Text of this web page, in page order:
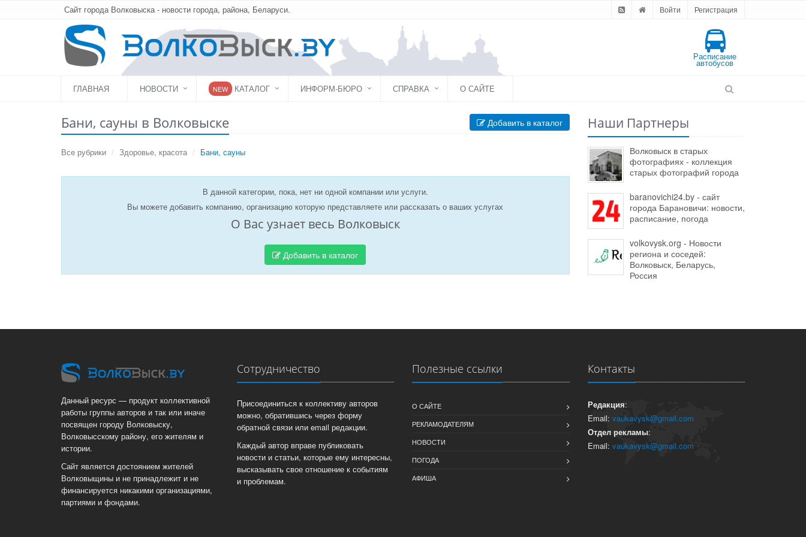
Сайт города Волковыска - новости города, района, Беларуси. Войти Регистрация
Расписание
автобусов
ГЛАВНАЯ НОВОСТИ NEW КАТАЛОГ ИНФОРМ-БЮРО СПРАВКА О САЙТЕ
Бани, сауны в Волковыске Добавить в каталог
Все рубрики Здоровье, красота Бани, сауны
В данной категории, пока, нет ни одной компании или услуги.
Вы можете добавить компанию, организацию которую представляете или рассказать о ваших услугах
О Вас узнает весь Волковыск
Добавить в каталог
Наши Партнеры
Волковыск в старых
фотографиях - коллекция
старых фотографий города
baranovichi24.by - сайт
города Барановичи: новости,
расписание, погода
volkovysk.org - Новости
региона и соседей:
Волковыск, Беларусь,
Россия
Данный ресурс — продукт коллективной
работы группы авторов и так или иначе
посвящен городу Волковыску,
Волковысскому району, его жителям и
истории.
Сайт является достоянием жителей
Волковыщины и не принадлежит и не
финансируется никакими организациями,
партиями и фондами.
Сотрудничество
Присоединиться к коллективу авторов
можно, обратившись через форму
обратной связи или email редакции.
Каждый автор вправе публиковать
новости и статьи, которые ему интересны,
высказывать свое отношение к событиям
и проблемам.
Полезные ссылки
О САЙТЕ
РЕКЛАМОДАТЕЛЯМ
НОВОСТИ
ПОГОДА
АФИША
Контакты
Редакция:
Email: vaukavysk@gmail.com
Отдел рекламы:
Email: vaukavysk@gmail.com